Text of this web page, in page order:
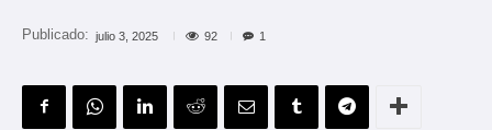
Publicado: julio 3, 2025 92 1